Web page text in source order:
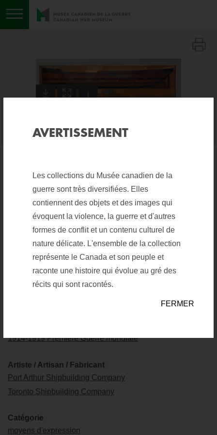
Basculer le menu
Télécharger l'image
MODÈLE REDUIT,
NAVIRE À VAPEUR
Enregistrer dans la liste
Enregistrer dans la liste
Numéro de l'objet
1914-1919 Première Guerre mondiale
Artiste / Artisan / Fabricant
Port Arthur Shipbuilding Company
Toronto Shipbuilding Company
Catégorie
moyens d'expression
AVERTISSEMENT
Les collections du Musée canadien de la
guerre sont très diversifiées. Elles
contiennent des objets et des images qui
évoquent la violence, la guerre et d'autres
formes de conflit et un contenu culturel de
nature délicate. L'ensemble de la collection
représente le Canada et son peuple et
raconte une histoire qui évolue au gré des
récits qui sont racontés.
FERMER